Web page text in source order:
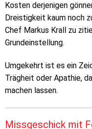
Kosten derjenigen
Dreistigkeit kaum noch
Chef Markus Krall zu
Grundeinstellung.
Umgekehrt ist es ein
Trägheit oder Apathie,
machen lassen.
Missgeschick mit